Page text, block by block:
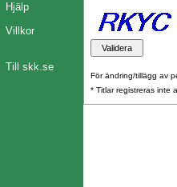
Hjälp
Villkor
Till skk.se
För ändring/tillägg av
* Titlar registreras inte